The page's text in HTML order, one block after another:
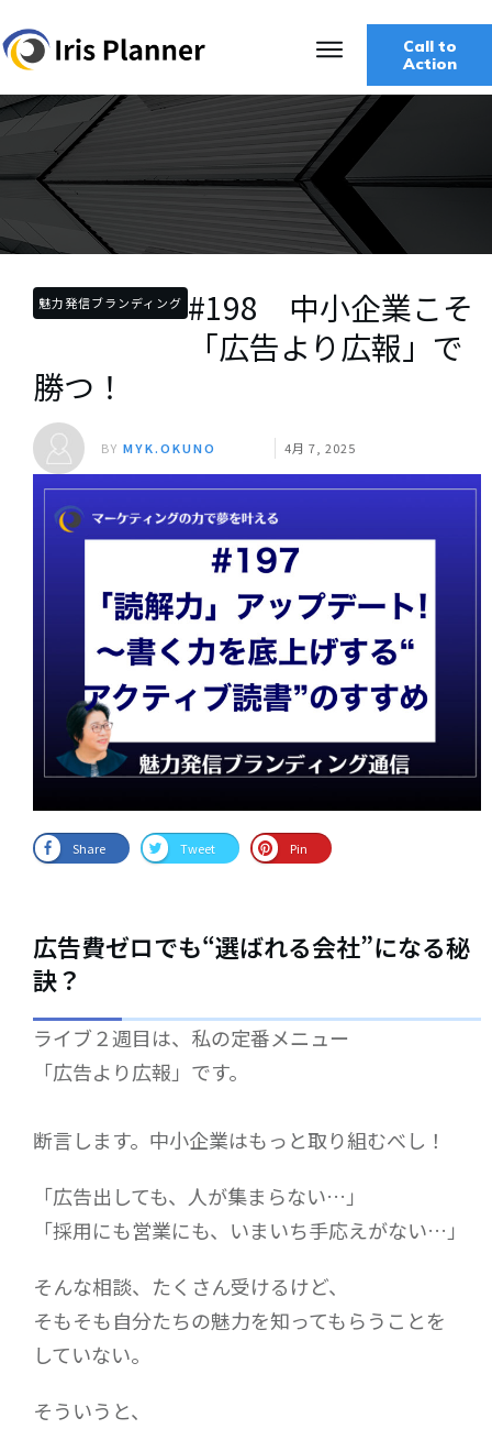
Call to
Action
魅力発信ブランディング #198 中小企業こそ
「広告より広報」で
勝つ！
BY MYK.OKUNO 4月 7, 2025
Share Tweet Pin
広告費ゼロでも“選ばれる会社”になる秘
訣？
ライブ２週目は、私の定番メニュー
「広告より広報」です。
断言します。中小企業はもっと取り組むべし！
「広告出しても、人が集まらない…」
「採用にも営業にも、いまいち手応えがない…」
そんな相談、たくさん受けるけど、
そもそも自分たちの魅力を知ってもらうことを
していない。
そういうと、